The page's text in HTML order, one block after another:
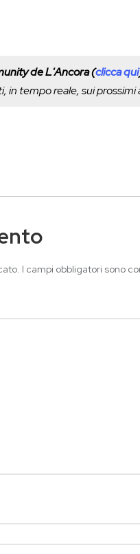
de L'Ancora (clicca qui
in tempo reale, sui
I campi obbligatori sono